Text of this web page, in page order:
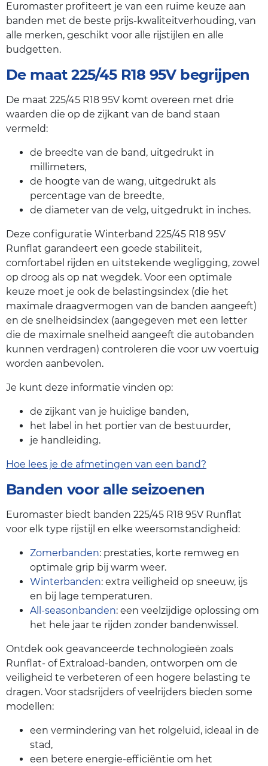
Euromaster profiteert je van een ruime keuze aan
banden met de beste prijs-kwaliteitverhouding, van
alle merken, geschikt voor alle rijstijlen en alle
budgetten.
De maat 225/45 R18 95V begrijpen
De maat 225/45 R18 95V komt overeen met drie
waarden die op de zijkant van de band staan
vermeld:
de breedte van de band, uitgedrukt in
millimeters,
de hoogte van de wang, uitgedrukt als
percentage van de breedte,
de diameter van de velg, uitgedrukt in inches.
Deze configuratie Winterband 225/45 R18 95V
Runflat garandeert een goede stabiliteit,
comfortabel rijden en uitstekende wegligging, zowel
op droog als op nat wegdek. Voor een optimale
keuze moet je ook de belastingsindex (die het
maximale draagvermogen van de banden aangeeft)
en de snelheidsindex (aangegeven met een letter
die de maximale snelheid aangeeft die autobanden
kunnen verdragen) controleren die voor uw voertuig
worden aanbevolen.
Je kunt deze informatie vinden op:
de zijkant van je huidige banden,
het label in het portier van de bestuurder,
je handleiding.
Hoe lees je de afmetingen van een band?
Banden voor alle seizoenen
Euromaster biedt banden 225/45 R18 95V Runflat
voor elk type rijstijl en elke weersomstandigheid:
Zomerbanden: prestaties, korte remweg en
optimale grip bij warm weer.
Winterbanden: extra veiligheid op sneeuw, ijs
en bij lage temperaturen.
All-seasonbanden: een veelzijdige oplossing om
het hele jaar te rijden zonder bandenwissel.
Ontdek ook geavanceerde technologieën zoals
Runflat- of Extraload-banden, ontworpen om de
veiligheid te verbeteren of een hogere belasting te
dragen. Voor stadsrijders of veelrijders bieden some
modellen:
een vermindering van het rolgeluid, ideaal in de
stad,
een betere energie-efficiëntie om het